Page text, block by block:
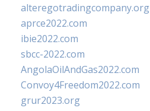
alteregotradingcompany.org
aprce2022.com
ibie2022.com
sbcc-2022.com
AngolaOilAndGas2022.com
Convoy4Freedom2022.com
grur2023.org